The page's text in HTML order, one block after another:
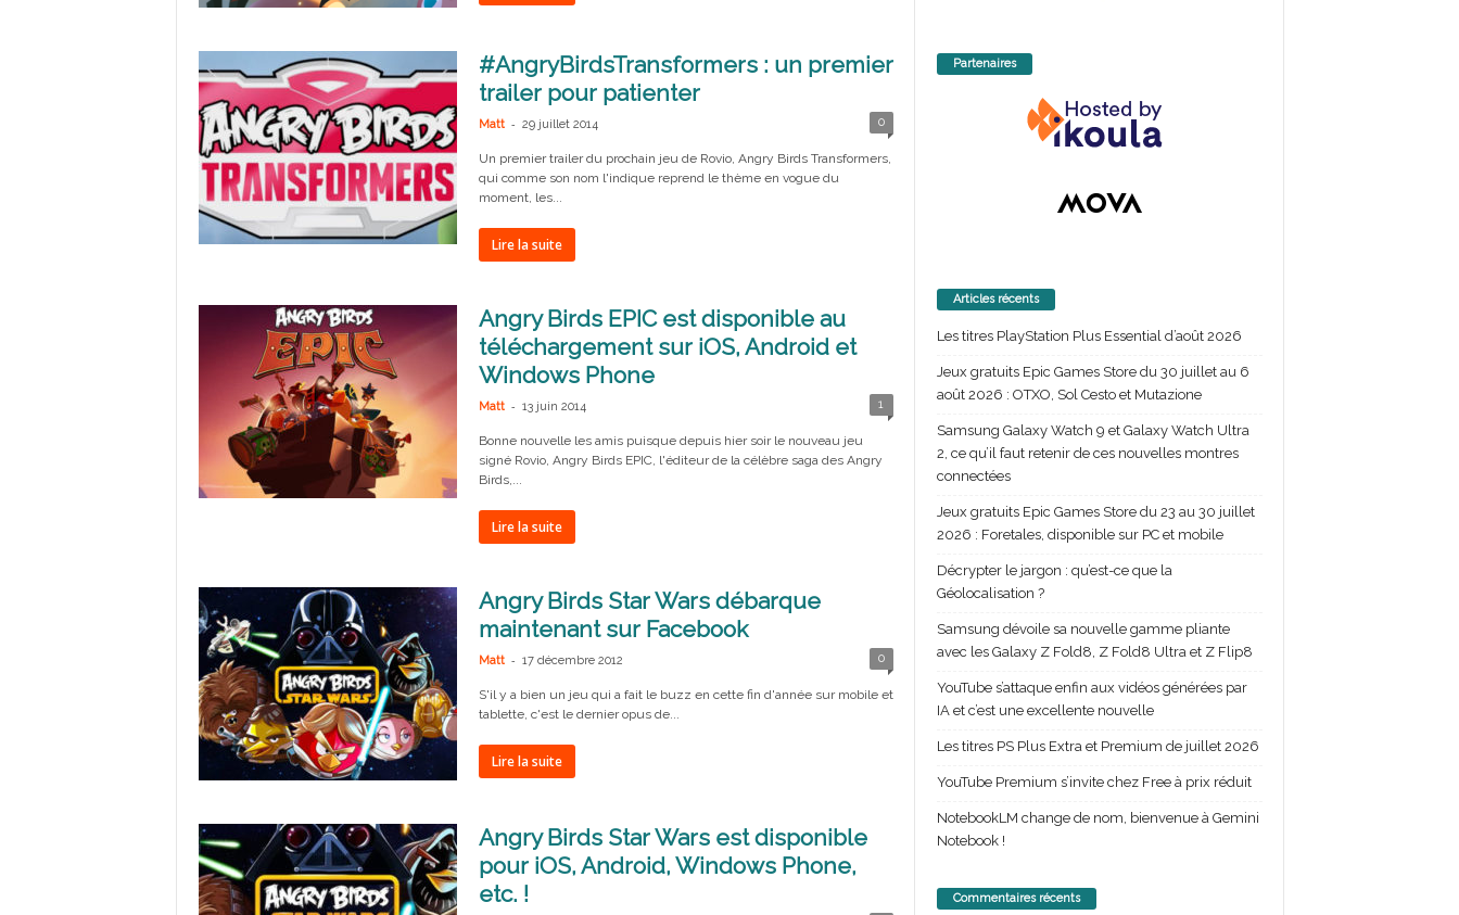
#AngryBirdsTransformers : un premier
trailer pour patienter
Matt - 29 juillet 2014 0
Un premier trailer du prochain jeu de Rovio, Angry Birds Transformers,
qui comme son nom l'indique reprend le thème en vogue du
moment, les...
Lire la suite
Angry Birds EPIC est disponible au
téléchargement sur iOS, Android et
Windows Phone
Matt - 13 juin 2014 1
Bonne nouvelle les amis puisque depuis hier soir le nouveau jeu
signé Rovio, Angry Birds EPIC, l'éditeur de la célèbre saga des Angry
Birds,...
Lire la suite
Angry Birds Star Wars débarque
maintenant sur Facebook
Matt - 17 décembre 2012 0
S'il y a bien un jeu qui a fait le buzz en cette fin d'année sur mobile et
tablette, c'est le dernier opus de...
Lire la suite
Angry Birds Star Wars est disponible
pour iOS, Android, Windows Phone,
etc. !
Partenaires
Articles récents
Les titres PlayStation Plus Essential d’août 2026
Jeux gratuits Epic Games Store du 30 juillet au 6
août 2026 : OTXO, Sol Cesto et Mutazione
Samsung Galaxy Watch 9 et Galaxy Watch Ultra
2, ce qu’il faut retenir de ces nouvelles montres
connectées
Jeux gratuits Epic Games Store du 23 au 30 juillet
2026 : Foretales, disponible sur PC et mobile
Décrypter le jargon : qu’est-ce que la
Géolocalisation ?
Samsung dévoile sa nouvelle gamme pliante
avec les Galaxy Z Fold8, Z Fold8 Ultra et Z Flip8
YouTube s’attaque enfin aux vidéos générées par
IA et c’est une excellente nouvelle
Les titres PS Plus Extra et Premium de juillet 2026
YouTube Premium s’invite chez Free à prix réduit
NotebookLM change de nom, bienvenue à Gemini
Notebook !
Commentaires récents